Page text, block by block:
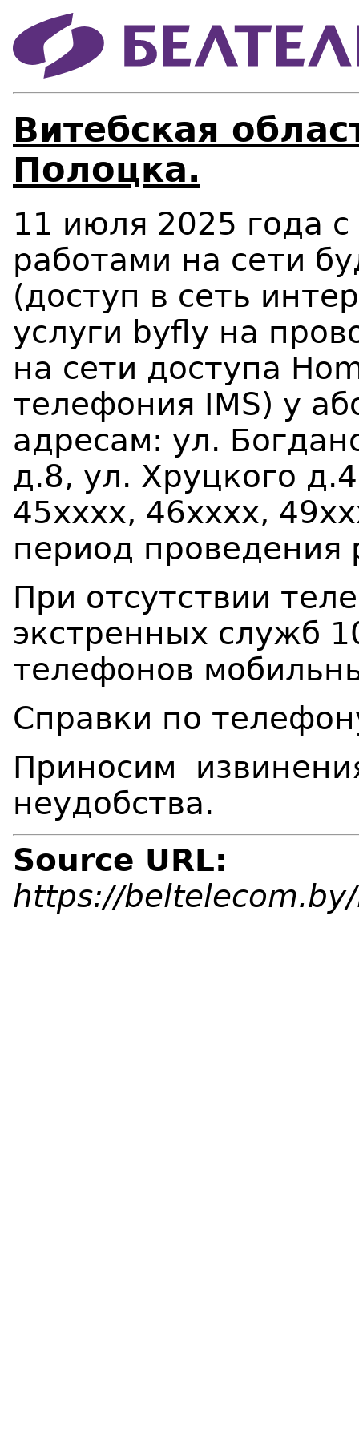
Витебская
Полоцка.
11 июля 2025 года c
работами на сети
(доступ в сеть
услуги byfly на
на сети доступа
телефония IMS) у
адресам: ул.
д.8, ул. Хруцкого
45хххх, 46хххх,
период проведения
При отсутствии
экстренных служб
телефонов
Справки по
Приносим
неудобства.
Source URL:
https://